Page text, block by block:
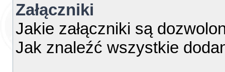
Załączniki
Jakie załączniki są
Jak znaleźć wszystkie